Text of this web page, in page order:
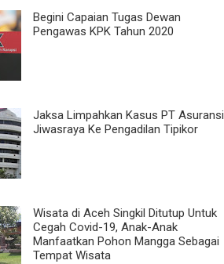
Begini Capaian Tugas Dewan
Pengawas KPK Tahun 2020
Jaksa Limpahkan Kasus PT Asuransi
Jiwasraya Ke Pengadilan Tipikor
Wisata di Aceh Singkil Ditutup Untuk
Cegah Covid-19, Anak-Anak
Manfaatkan Pohon Mangga Sebagai
Tempat Wisata